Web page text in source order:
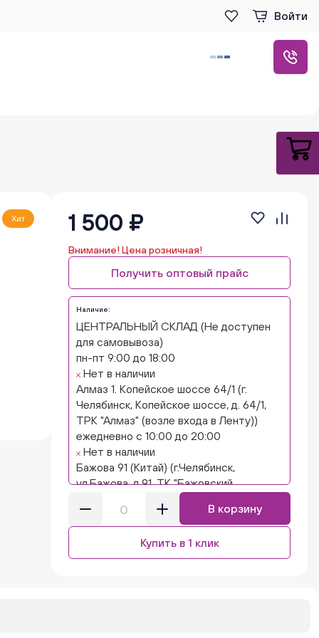
Войти
Хит 1 500 ₽
Внимание! Цена розничная!
Получить оптовый прайс
Наличие:
ЦЕНТРАЛЬНЫЙ СКЛАД (Не доступен
для самовывоза)
пн-пт 9:00 до 18:00
Нет в наличии
Алмаз 1. Копейское шоссе 64/1 (г.
Челябинск, Копейское шоссе, д. 64/1,
ТРК "Алмаз" (возле входа в Ленту))
ежедневно с 10:00 до 20:00
Нет в наличии
Бажова 91 (Китай) (г.Челябинск,
ул.Бажова, д.91, ТК "Бажовский,
островок "Кисло-сладкий Ниндзя")
ежедневно с 10:00 до 20:00
Нет в наличии
Бажова 91 Цветы (г. Челябинск,
ул.Бажова, д91/1 (на парковке))
В корзину
Купить в 1 клик